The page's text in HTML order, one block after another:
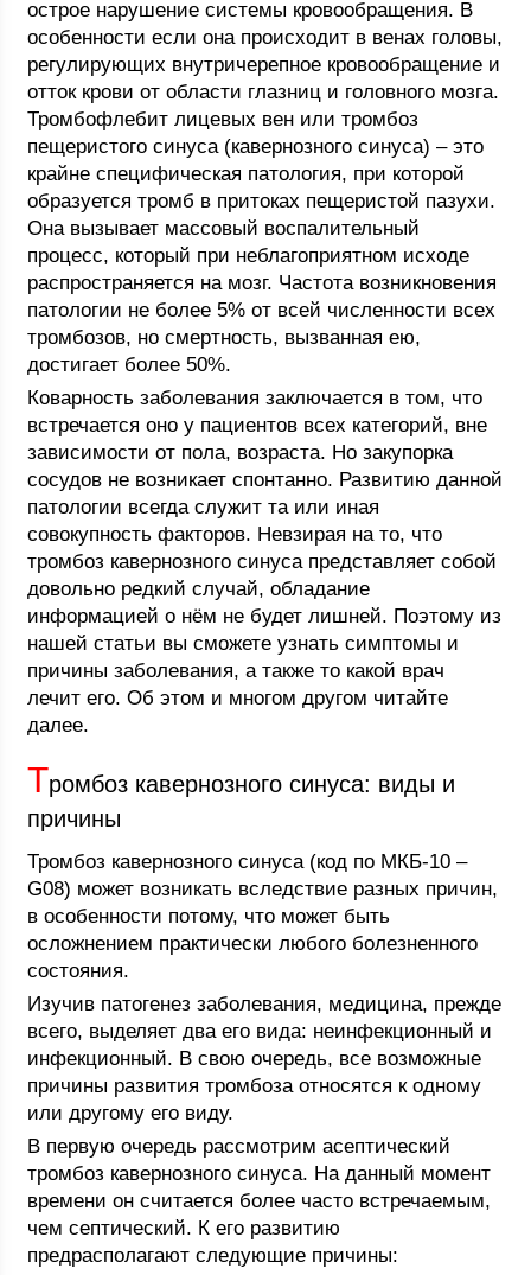
острое нарушение системы кровообращения. В
особенности если она происходит в венах головы,
регулирующих внутричерепное кровообращение и
отток крови от области глазниц и головного мозга.
Тромбофлебит лицевых вен или тромбоз
пещеристого синуса (кавернозного синуса) – это
крайне специфическая патология, при которой
образуется тромб в притоках пещеристой пазухи.
Она вызывает массовый воспалительный
процесс, который при неблагоприятном исходе
распространяется на мозг. Частота возникновения
патологии не более 5% от всей численности всех
тромбозов, но смертность, вызванная ею,
достигает более 50%.
Коварность заболевания заключается в том, что
встречается оно у пациентов всех категорий, вне
зависимости от пола, возраста. Но закупорка
сосудов не возникает спонтанно. Развитию данной
патологии всегда служит та или иная
совокупность факторов. Невзирая на то, что
тромбоз кавернозного синуса представляет собой
довольно редкий случай, обладание
информацией о нём не будет лишней. Поэтому из
нашей статьи вы сможете узнать симптомы и
причины заболевания, а также то какой врач
лечит его. Об этом и многом другом читайте
далее.
Тромбоз кавернозного синуса: виды и
причины
Тромбоз кавернозного синуса (код по МКБ-10 –
G08) может возникать вследствие разных причин,
в особенности потому, что может быть
осложнением практически любого болезненного
состояния.
Изучив патогенез заболевания, медицина, прежде
всего, выделяет два его вида: неинфекционный и
инфекционный. В свою очередь, все возможные
причины развития тромбоза относятся к одному
или другому его виду.
В первую очередь рассмотрим асептический
тромбоз кавернозного синуса. На данный момент
времени он считается более часто встречаемым,
чем септический. К его развитию
предрасполагают следующие причины: